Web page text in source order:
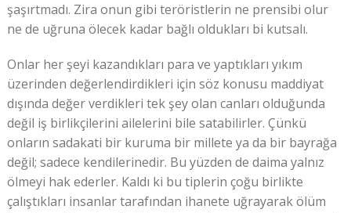
şaşırtmadı. Zira onun gibi teröristlerin ne prensibi olur
ne de uğruna ölecek kadar bağlı oldukları bi kutsalı.
Onlar her şeyi kazandıkları para ve yaptıkları yıkım
üzerinden değerlendirdikleri için söz konusu maddiyat
dışında değer verdikleri tek şey olan canları olduğunda
değil iş birlikçilerini ailelerini bile satabilirler. Çünkü
onların sadakati bir kuruma bir millete ya da bir bayrağa
değil; sadece kendilerinedir. Bu yüzden de daima yalnız
ölmeyi hak ederler. Kaldı ki bu tiplerin çoğu birlikte
çalıştıkları insanlar tarafından ihanete uğrayarak ölüm